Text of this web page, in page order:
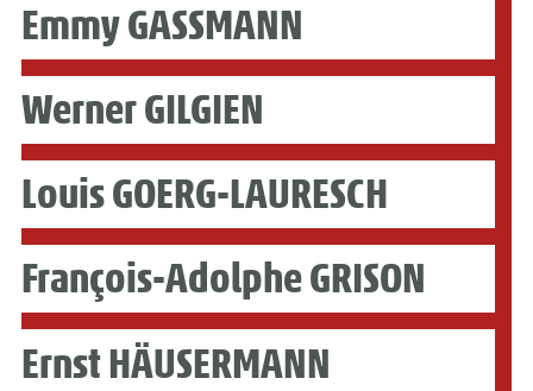
Emmy GASSMANN
Werner GILGIEN
Louis GOERG-LAURESCH
François-Adolphe GRISON
Ernst HÄUSERMANN